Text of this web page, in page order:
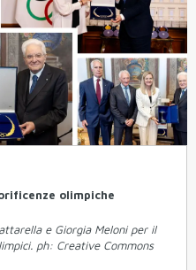
olimpiche
e Giorgia Meloni per il
ph: Creative Commons